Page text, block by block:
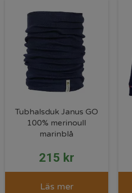
Tubhalsduk Janus GO
100% merinoull
marinblå
215 kr
Läs mer